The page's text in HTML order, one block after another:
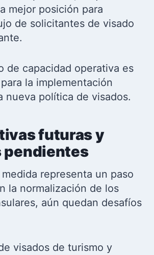
mejor posición para
de solicitantes de visado
de capacidad operativa es
la implementación
nueva política de visados.
futuras y
pendientes
representa un paso
la normalización de los
aún quedan desafíos
visados de turismo y